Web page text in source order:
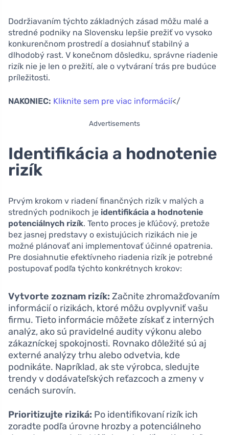
Dodržiavaním týchto základných zásad môžu malé a
stredné podniky na Slovensku lepšie prežiť vo vysoko
konkurenčnom prostredí a dosiahnuť stabilný a
dlhodobý rast. V konečnom dôsledku, správne riadenie
rizík nie je len o prežití, ale o vytváraní trás pre budúce
príležitosti.
NAKONIEC: Kliknite sem pre viac informácií</
Advertisements
Identifikácia a hodnotenie
rizík
Prvým krokom v riadení finančných rizík v malých a
stredných podnikoch je identifikácia a hodnotenie
potenciálnych rizík. Tento proces je kľúčový, pretože
bez jasnej predstavy o existujúcich rizikách nie je
možné plánovať ani implementovať účinné opatrenia.
Pre dosiahnutie efektívneho riadenia rizík je potrebné
postupovať podľa týchto konkrétnych krokov:
Vytvorte zoznam rizík: Začnite zhromažďovaním
informácií o rizikách, ktoré môžu ovplyvniť vašu
firmu. Tieto informácie môžete získať z interných
analýz, ako sú pravidelné audity výkonu alebo
zákazníckej spokojnosti. Rovnako dôležité sú aj
externé analýzy trhu alebo odvetvia, kde
podnikáte. Napríklad, ak ste výrobca, sledujte
trendy v dodávateľských reťazcoch a zmeny v
cenách surovín.
Prioritizujte riziká: Po identifikovaní rizík ich
zoradte podľa úrovne hrozby a potenciálneho